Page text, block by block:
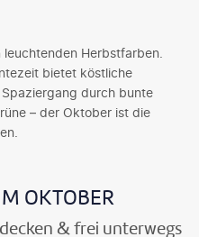
Herbstfarben.
bietet köstliche
durch bunte
– der Oktober ist die
OKTOBER
& frei unterwegs